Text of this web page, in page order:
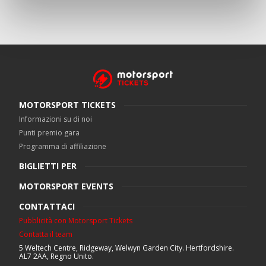
MOTORSPORT TICKETS
Informazioni su di noi
Punti premio gara
Programma di affiliazione
BIGLIETTI PER
MOTORSPORT EVENTS
CONTATTACI
Pubblicità con Motorsport Tickets
Contatta il team
5 Weltech Centre, Ridgeway, Welwyn Garden City. Hertfordshire.
AL7 2AA, Regno Unito.